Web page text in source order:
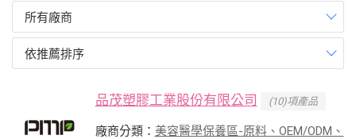
所有廠商
依推薦排序
品茂塑膠工業股份有限公司 (10)項產品
廠商分類： 美容醫學保養區-原料、OEM/ODM、